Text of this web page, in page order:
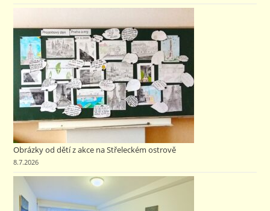
Obrázky od dětí z akce na Střeleckém ostrově
8.7.2026